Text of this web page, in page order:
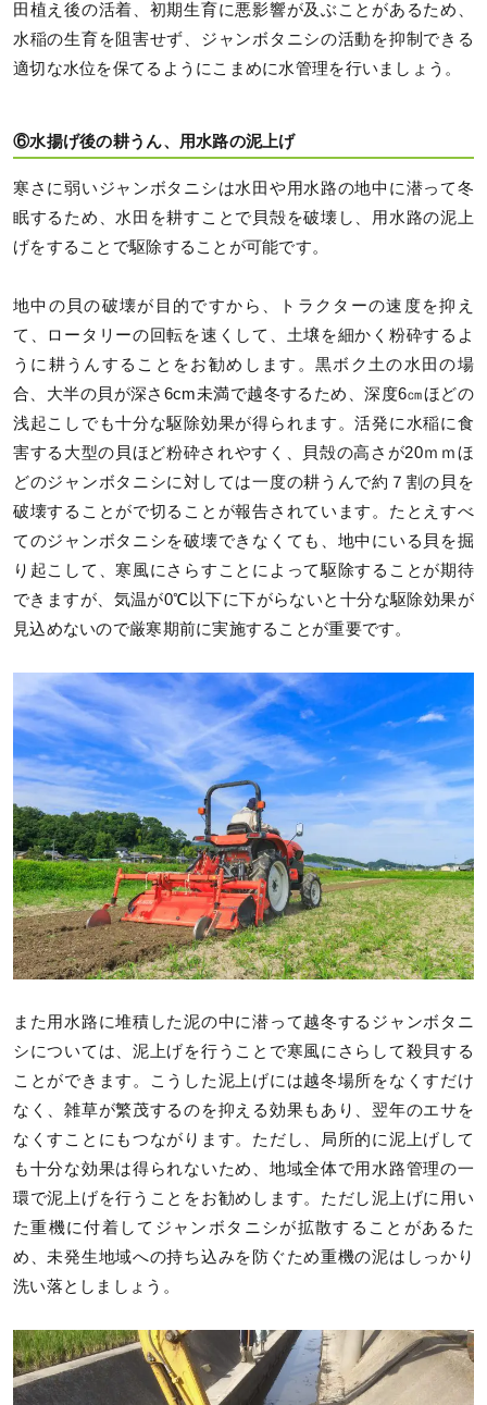
田植え後の活着、初期生育に悪影響が及ぶことがあるため、
水稲の生育を阻害せず、ジャンボタニシの活動を抑制できる
適切な水位を保てるようにこまめに水管理を行いましょう。
⑥水揚げ後の耕うん、用水路の泥上げ
寒さに弱いジャンボタニシは水田や用水路の地中に潜って冬
眠するため、水田を耕すことで貝殻を破壊し、用水路の泥上
げをすることで駆除することが可能です。
地中の貝の破壊が目的ですから、トラクターの速度を抑え
て、ロータリーの回転を速くして、土壌を細かく粉砕するよ
うに耕うんすることをお勧めします。黒ボク土の水田の場
合、大半の貝が深さ6cm未満で越冬するため、深度6㎝ほどの
浅起こしでも十分な駆除効果が得られます。活発に水稲に食
害する大型の貝ほど粉砕されやすく、貝殻の高さが20ｍｍほ
どのジャンボタニシに対しては一度の耕うんで約７割の貝を
破壊することがで切ることが報告されています。たとえすべ
てのジャンボタニシを破壊できなくても、地中にいる貝を掘
り起こして、寒風にさらすことによって駆除することが期待
できますが、気温が0℃以下に下がらないと十分な駆除効果が
見込めないので厳寒期前に実施することが重要です。
また用水路に堆積した泥の中に潜って越冬するジャンボタニ
シについては、泥上げを行うことで寒風にさらして殺貝する
ことができます。こうした泥上げには越冬場所をなくすだけ
なく、雑草が繁茂するのを抑える効果もあり、翌年のエサを
なくすことにもつながります。ただし、局所的に泥上げして
も十分な効果は得られないため、地域全体で用水路管理の一
環で泥上げを行うことをお勧めします。ただし泥上げに用い
た重機に付着してジャンボタニシが拡散することがあるた
め、未発生地域への持ち込みを防ぐため重機の泥はしっかり
洗い落としましょう。